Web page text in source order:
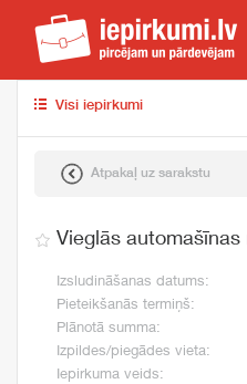
Visi iepirkumi
Atpakaļ uz sarakstu
Vieglās automašīnas
Izsludināšanas datums:
Pieteikšanās termiņš:
Plānotā summa:
Izpildes/piegādes vieta:
Iepirkuma veids: